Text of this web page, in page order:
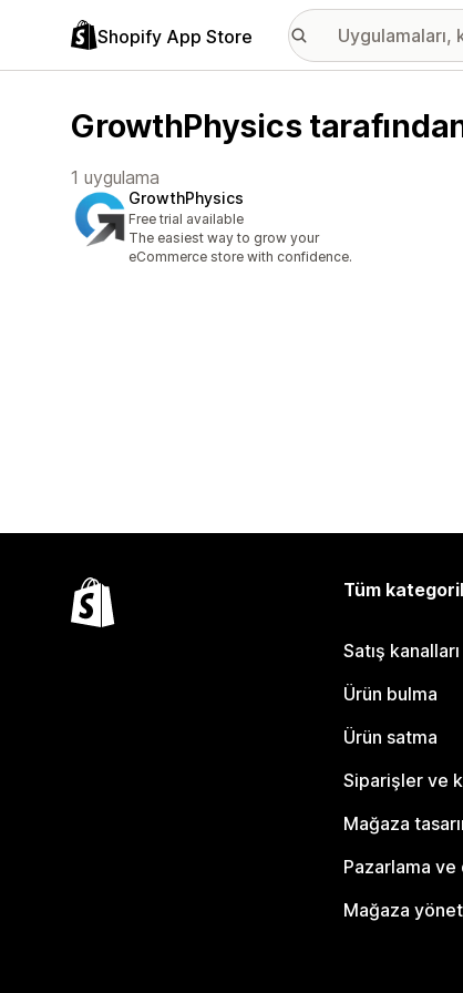
Shopify App Store
GrowthPhysics
1 uygulama
GrowthPhysics
Free trial available
The easiest way to grow your
eCommerce store with confidence.
Tüm
Satış kanalları
Ürün bulma
Ürün satma
Siparişler ve
Mağaza
Pazarlama ve
Mağaza